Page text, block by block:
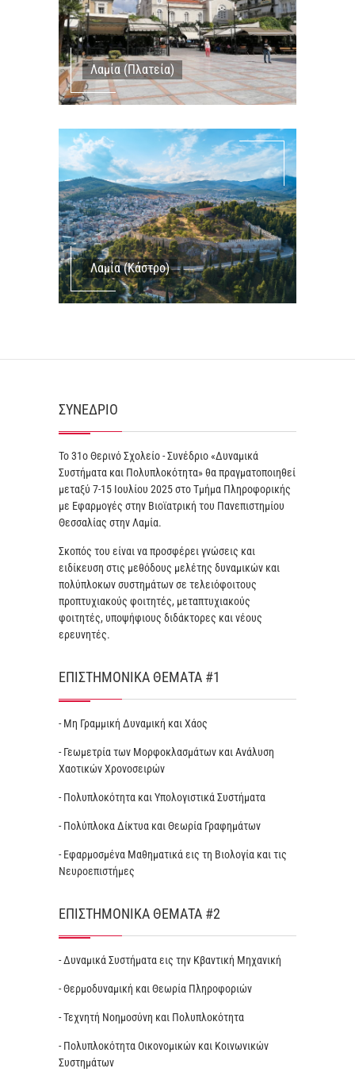
Λαμία (Πλατεία)
Λαμία (Κάστρο)
ΣΥΝΈΔΡΙΟ
Το 31ο Θερινό Σχολείο - Συνέδριο «Δυναμικά
Συστήματα και Πολυπλοκότητα» θα πραγματοποιηθεί
μεταξύ 7-15 Ιουλίου 2025 στο Τμήμα Πληροφορικής
με Εφαρμογές στην Βιοϊατρική του Πανεπιστημίου
Θεσσαλίας στην Λαμία.
Σκοπός του είναι να προσφέρει γνώσεις και
ειδίκευση στις μεθόδους μελέτης δυναμικών και
πολύπλοκων συστημάτων σε τελειόφοιτους
προπτυχιακούς φοιτητές, μεταπτυχιακούς
φοιτητές, υποψήφιους διδάκτορες και νέους
ερευνητές.
ΕΠΙΣΤΗΜΟΝΙΚΆ ΘΈΜΑΤΑ #1
- Μη Γραμμική Δυναμική και Χάος
- Γεωμετρία των Μορφοκλασμάτων και Ανάλυση
Χαοτικών Χρονοσειρών
- Πολυπλοκότητα και Υπολογιστικά Συστήματα
- Πολύπλοκα Δίκτυα και Θεωρία Γραφημάτων
- Εφαρμοσμένα Μαθηματικά εις τη Βιολογία και τις
Νευροεπιστήμες
ΕΠΙΣΤΗΜΟΝΙΚΆ ΘΈΜΑΤΑ #2
- Δυναμικά Συστήματα εις την Κβαντική Μηχανική
- Θερμοδυναμική και Θεωρία Πληροφοριών
- Τεχνητή Νοημοσύνη και Πολυπλοκότητα
- Πολυπλοκότητα Οικονομικών και Κοινωνικών
Συστημάτων